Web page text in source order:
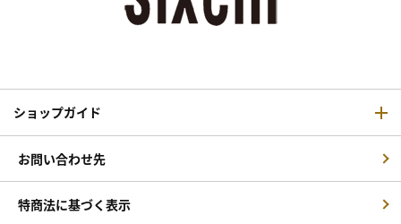
ショップガイド
お問い合わせ先
特商法に基づく表示